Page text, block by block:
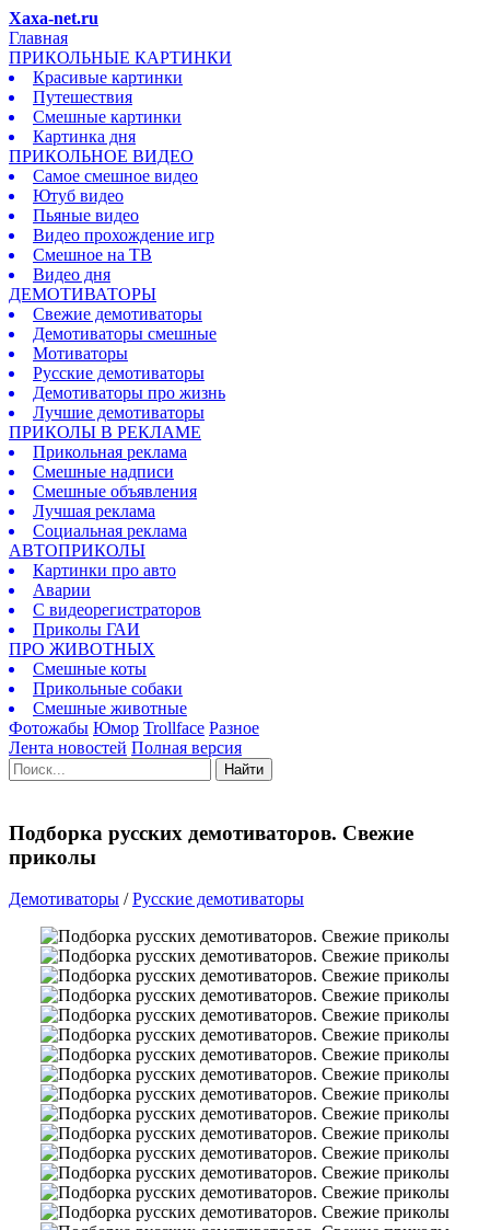
Xaxa-net.ru
Главная
ПРИКОЛЬНЫЕ КАРТИНКИ
Красивые картинки
Путешествия
Смешные картинки
Картинка дня
ПРИКОЛЬНОЕ ВИДЕО
Самое смешное видео
Ютуб видео
Пьяные видео
Видео прохождение игр
Смешное на ТВ
Видео дня
ДЕМОТИВАТОРЫ
Свежие демотиваторы
Демотиваторы смешные
Мотиваторы
Русские демотиваторы
Демотиваторы про жизнь
Лучшие демотиваторы
ПРИКОЛЫ В РЕКЛАМЕ
Прикольная реклама
Смешные надписи
Смешные объявления
Лучшая реклама
Социальная реклама
АВТОПРИКОЛЫ
Картинки про авто
Аварии
С видеорегистраторов
Приколы ГАИ
ПРО ЖИВОТНЫХ
Смешные коты
Прикольные собаки
Смешные животные
Фотожабы Юмор Trollface Разное
Лента новостей Полная версия
Найти
Подборка русских демотиваторов. Свежие
приколы
Демотиваторы /Русские демотиваторы